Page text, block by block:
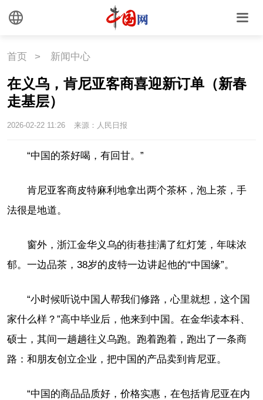
首页 > 新闻中心
在义乌，肯尼亚客商喜迎新订单（新春
走基层）
2026-02-22 11:26 来源：人民日报
“中国的茶好喝，有回甘。”
肯尼亚客商皮特麻利地拿出两个茶杯，泡上茶，手
法很是地道。
窗外，浙江金华义乌的街巷挂满了红灯笼，年味浓
郁。一边品茶，38岁的皮特一边讲起他的“中国缘”。
“小时候听说中国人帮我们修路，心里就想，这个国
家什么样？”高中毕业后，他来到中国。在金华读本科、
硕士，其间一趟趟往义乌跑。跑着跑着，跑出了一条商
路：和朋友创立企业，把中国的产品卖到肯尼亚。
“中国的商品品质好，价格实惠，在包括肯尼亚在内